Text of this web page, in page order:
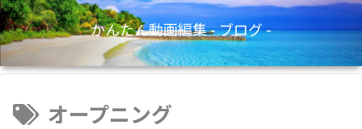
かんたん動画編集 - ブログ -
オープニング